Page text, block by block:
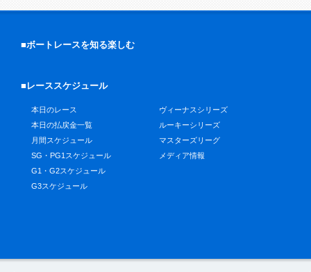
■ボートレースを知る楽しむ
■レーススケジュール
本日のレース
本日の払戻金一覧
月間スケジュール
SG・PG1スケジュール
G1・G2スケジュール
G3スケジュール
ヴィーナスシリーズ
ルーキーシリーズ
マスターズリーグ
メディア情報